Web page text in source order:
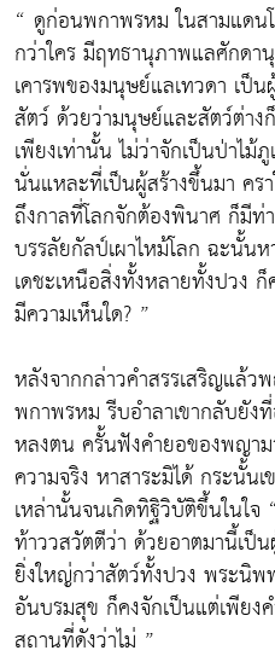
“ ดูก่อนพกาพรหม ในสามแดน
กว่าใคร มีฤทธานุภาพแลศักด
เคารพของมนุษย์แลเทวดา เป็
สัตว์ ด้วยว่ามนุษย์และสัตว์ต่า
เพียงเท่านั้น ไม่ว่าจักเป็นป่าไ
นั่นแหละที่เป็นผู้สร้างขึ้นมา คร
ถึงกาลที่โลกจักต้องพินาศ ก็มีท่
บรรลัยกัลป์เผาไหม้โลก ฉะนั้น
เดชะเหนือสิ่งทั้งหลายทั้งปวง
มีความเห็นใด? ”
หลังจากกล่าวคำสรรเสริญแล้ว
พกาพรหม รีบอำลาเขากลับยั
หลงตน ครั้นฟังคำยอของพญาม
ความจริง หาสาระมิได้ กระนั้น
เหล่านั้นจนเกิดทิฐิวิบัติขึ้นในใ
ท้าววสวัตตีว่า ด้วยอาตมานี้เป็
ยิ่งใหญ่กว่าสัตว์ทั้งปวง พระนิพ
อันบรมสุข ก็คงจักเป็นแต่เพียง
สถานที่ดังว่าไม่ ”